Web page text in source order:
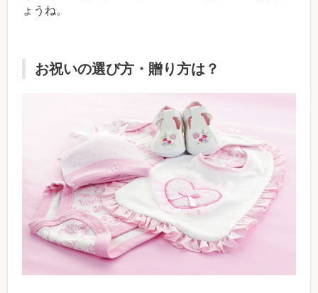
ょうね。
お祝いの選び方・贈り方は？